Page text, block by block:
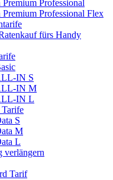
Professional
Professional Flex
fürs Handy
IN S
IN M
IN L
S
M
L
verlängern
Tarif